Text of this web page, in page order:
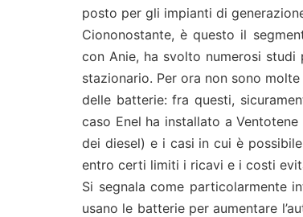
posto per gli impianti di
Ciononostante, è questo il
con Anie, ha svolto numerosi
stazionario. Per ora non sono
delle batterie: fra questi,
caso Enel ha installato a
dei diesel) e i casi in cui è
entro certi limiti i ricavi e i costi
Si segnala come particolarmente
usano le batterie per aumentare